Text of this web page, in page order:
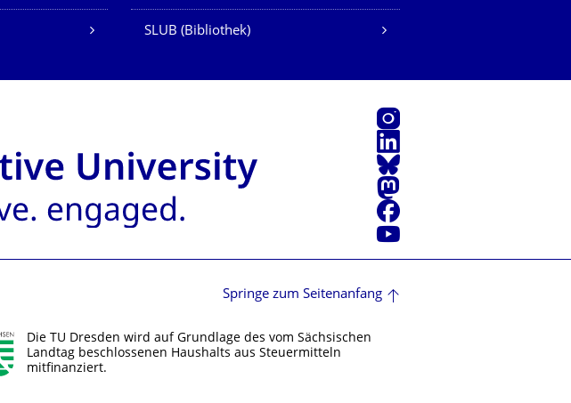
SLUB (Bibliothek)
Instagram
LinkedIn
Bluesky
Mastodon
Facebook
Youtube
Springe zum Seitenanfang
Die TU Dresden wird auf Grundlage des vom Sächsischen
Landtag beschlossenen Haushalts aus Steuermitteln
mitfinanziert.